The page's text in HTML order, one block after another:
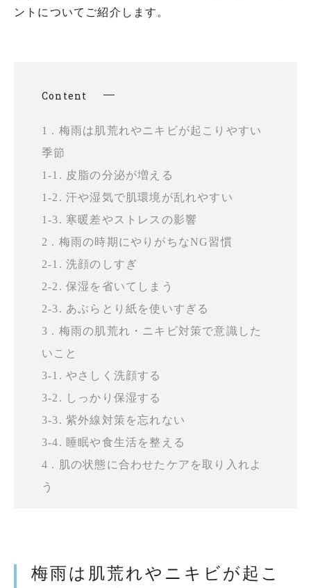
ントについてご紹介します。
Content
1 . 梅雨は肌荒れやニキビが起こりやすい
季節
1-1. 皮脂の分泌が増える
1-2. 汗や湿気で肌環境が乱れやすい
1-3. 寒暖差やストレスの影響
2 . 梅雨の時期にやりがちなNG習慣
2-1. 洗顔のしすぎ
2-2. 保湿を省いてしまう
2-3. あぶらとり紙を使いすぎる
3 . 梅雨の肌荒れ・ニキビ対策で意識した
いこと
3-1. やさしく洗顔する
3-2. しっかり保湿する
3-3. 紫外線対策を忘れない
3-4. 睡眠や食生活を整える
4 . 肌の状態に合わせたケアを取り入れよ
う
梅雨は肌荒れやニキビが起こ